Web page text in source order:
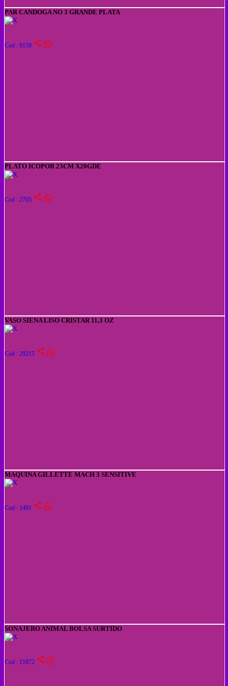
PAR CANDOGA NO 3 GRANDE PLATA
Cod : 9159 share
PLATO ICOPOR 23CM X20GDE
Cod : 2705 share
VASO SIENA LISO CRISTAR 11,3 OZ
Cod : 29215 share
MAQUINA GILLETTE MACH 3 SENSITIVE
Cod : 1491 share
SONAJERO ANIMAL BOLSA SURTIDO
Cod : 11872 share